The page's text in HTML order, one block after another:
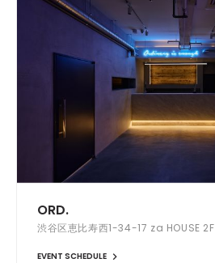
ORD.
渋谷区恵比寿西1-34-17 za HOUSE 2F
EVENT SCHEDULE